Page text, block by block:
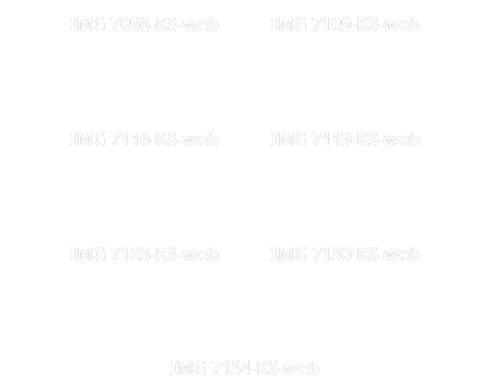
IMG 7098-KS-web IMG 7109-KS-web
IMG 7116-KS-web IMG 7119-KS-web
IMG 7123-KS-web IMG 7130-KS-web
IMG 7134-KS-web